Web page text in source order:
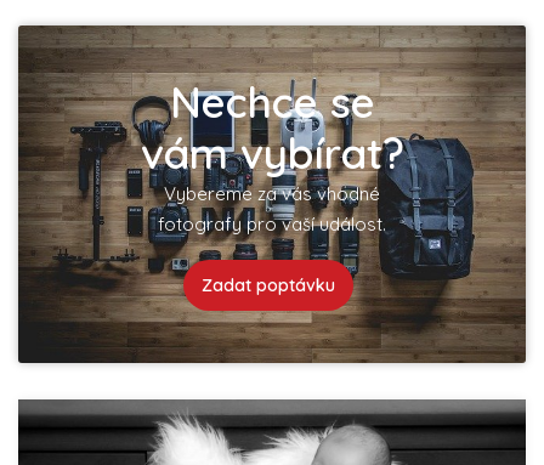
Nechce se
vám vybírat?
Vybereme za vás vhodné
fotografy pro vaší událost.
Zadat poptávku